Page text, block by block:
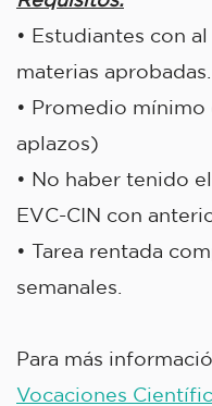
• Estudiantes con
materias aprobadas.
• Promedio
aplazos)
• No haber tenido
EVC-CIN con
• Tarea rentada
semanales.
Para más
Vocaciones